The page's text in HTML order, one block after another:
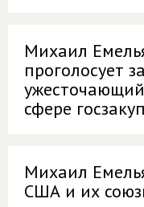
Михаил
проголосует
ужесточающий
сфере
Михаил
США и их